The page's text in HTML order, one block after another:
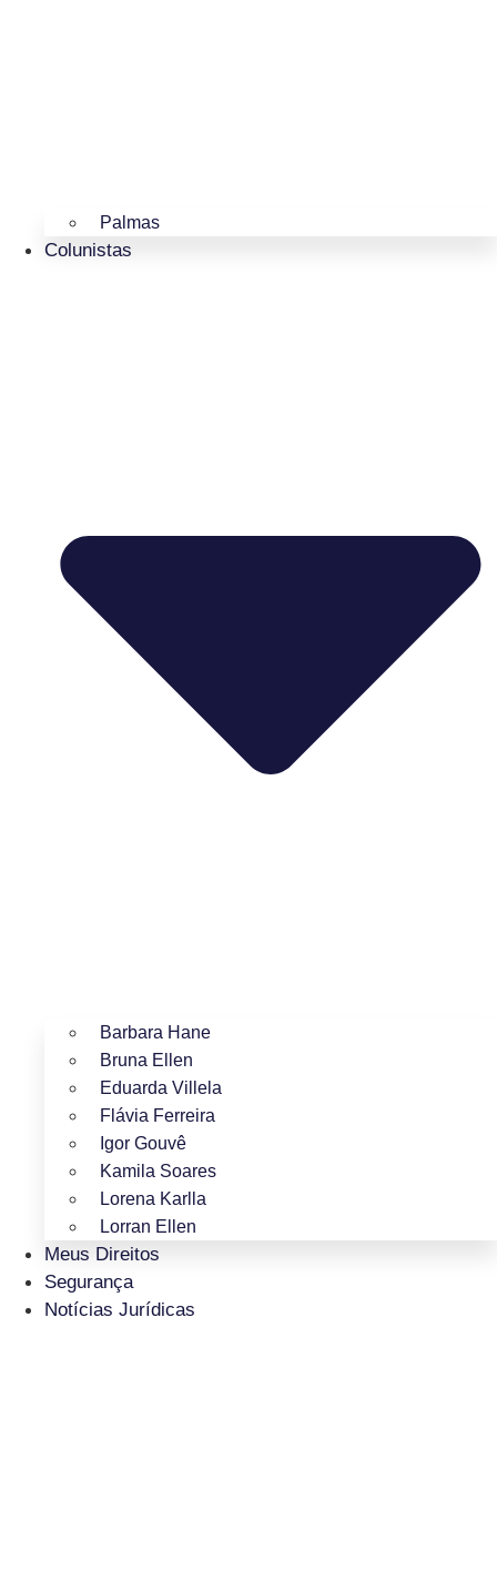
Palmas
Colunistas
Barbara Hane
Bruna Ellen
Eduarda Villela
Flávia Ferreira
Igor Gouvê
Kamila Soares
Lorena Karlla
Lorran Ellen
Meus Direitos
Segurança
Notícias Jurídicas